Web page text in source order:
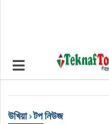
খেলাধুলা
বিনোদন
উখিয়া›টপ নিউজ